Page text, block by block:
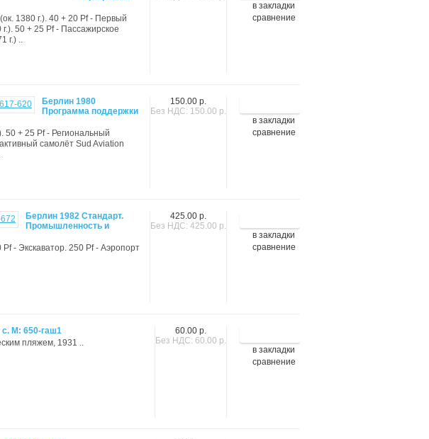
в закладки
сравнение
1380 г.). 40 + 20 Pf - Первый
50 + 25 Pf - Пассажирское
г.) ..
в закладки
сравнение
150.00 р.
Без НДС: 150.00 р.
Берлин 1980
Программа поддержки
50 + 25 Pf - Региональный
самолёт Sud Aviation
в закладки
сравнение
425.00 р.
Без НДС: 425.00 р.
Берлин 1982 Стандарт.
Промышленность и
- Экскаватор. 250 Pf - Аэропорт
в закладки
сравнение
60.00 р.
Без НДС: 60.00 р.
с. М: 650-гаш1
пляжем, 1931 ..